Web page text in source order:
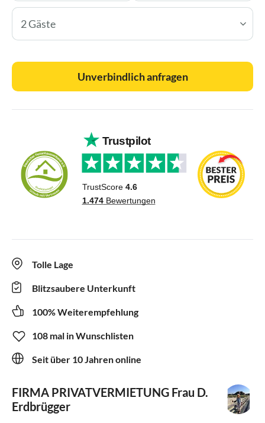
2 Gäste
Unverbindlich anfragen
Tolle Lage
Blitzsaubere Unterkunft
100% Weiterempfehlung
108 mal in Wunschlisten
Seit über 10 Jahren online
FIRMA PRIVATVERMIETUNG Frau D.
Erdbrügger